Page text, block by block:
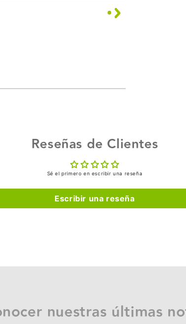
Reseñas de Clientes
Sé el primero en escribir una reseña
Escribir una reseña
nuestras últimas